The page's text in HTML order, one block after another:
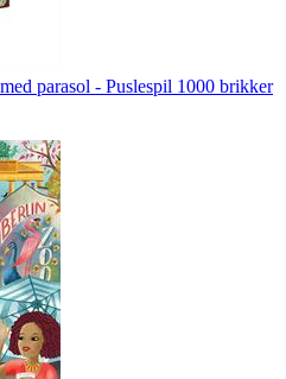
parasol - Puslespil 1000 brikker